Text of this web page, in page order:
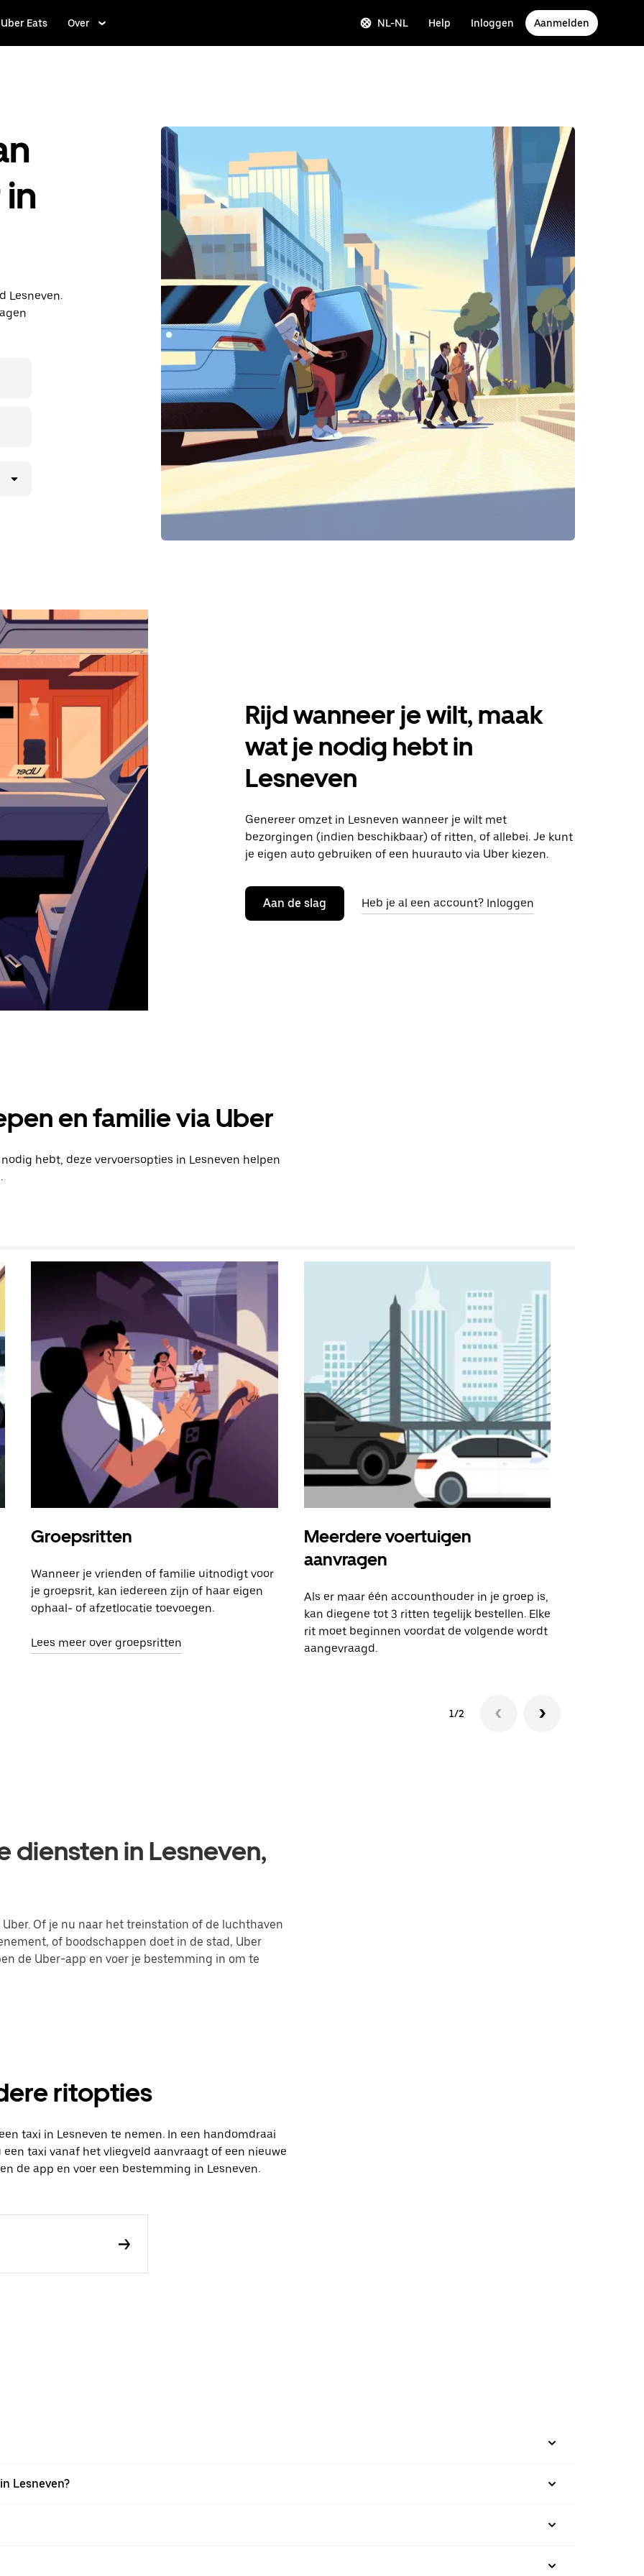
Uber Eats Over NL-NL Help Inloggen Aanmelden
Lesneven.
Rijd wanneer je wilt, maak
wat je nodig hebt in
Lesneven
Genereer omzet in Lesneven wanneer je wilt met
bezorgingen (indien beschikbaar) of ritten, of allebei. Je kunt
je eigen auto gebruiken of een huurauto via Uber kiezen.
Aan de slag Heb je al een account? Inloggen
en familie via Uber
hebt, deze vervoersopties in Lesneven helpen
Groepsritten
Wanneer je vrienden of familie uitnodigt voor
je groepsrit, kan iedereen zijn of haar eigen
ophaal- of afzetlocatie toevoegen.
Lees meer over groepsritten
Meerdere voertuigen
aanvragen
Als er maar één accounthouder in je groep is,
kan diegene tot 3 ritten tegelijk bestellen. Elke
rit moet beginnen voordat de volgende wordt
aangevraagd.
1/2
diensten in Lesneven,
Of je nu naar het treinstation of de luchthaven
of boodschappen doet in de stad, Uber
de Uber-app en voer je bestemming in om te
ritopties
taxi in Lesneven te nemen. In een handomdraai
taxi vanaf het vliegveld aanvraagt of een nieuwe
de app en voer een bestemming in Lesneven.
Lesneven?